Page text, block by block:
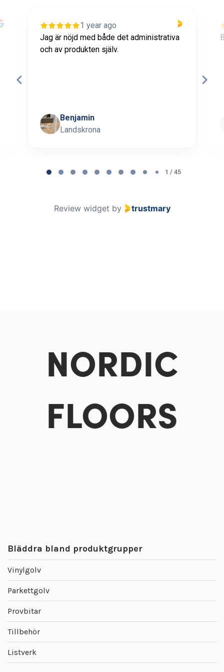
1 year ago
Jag är nöjd med både det administrativa
och av produkten själv.
Benjamin
Landskrona
1 / 45
Review widget by trustmary
NORDIC
FLOORS
Bläddra bland produktgrupper
Vinylgolv
Parkettgolv
Provbitar
Tillbehör
Listverk